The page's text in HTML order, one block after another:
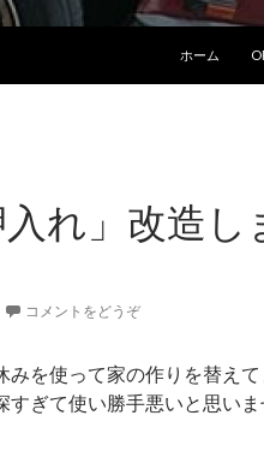
ホーム
れ」改造し
コメントをどうぞ
を使って家の作りを替えて
すぎて使い勝手悪いと思い